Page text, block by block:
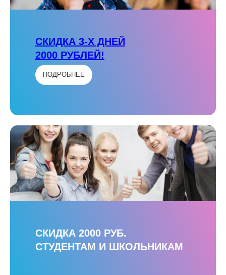
СКИДКА 3-Х ДНЕЙ
2000 РУБЛЕЙ!
ПОДРОБНЕЕ
СКИДКА 2000 РУБ.
СТУДЕНТАМ И ШКОЛЬНИКАМ